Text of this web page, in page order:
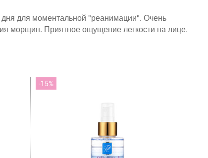
для моментальной "реанимации". Очень
морщин. Приятное ощущение легкости на лице.
15